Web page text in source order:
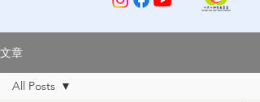
文章
All Posts